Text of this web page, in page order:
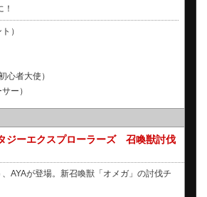
）
心者大使）
ー）
ジーエクスプローラーズ 召喚獣討伐
AYAが登場。新召喚獣「オメガ」の討伐チ